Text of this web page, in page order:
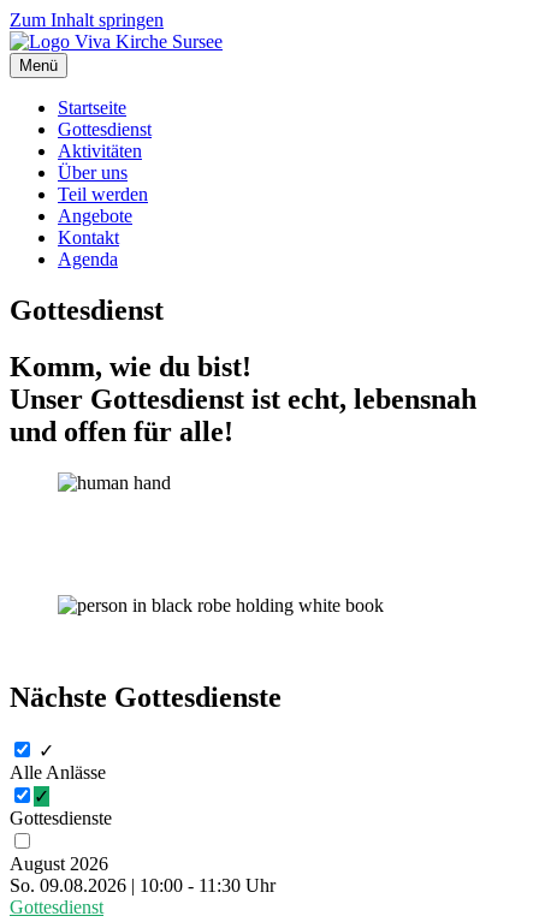
Zum Inhalt springen
Menü
Startseite
Gottesdienst
Aktivitäten
Über uns
Teil werden
Angebote
Kontakt
Agenda
Gottesdienst
Komm, wie du bist!
Unser Gottesdienst ist echt, lebensnah
und offen für alle!
Nächste Gottesdienste
✓
Alle Anlässe
✓
Gottesdienste
August 2026
So. 09.08.2026 | 10:00 - 11:30 Uhr
Gottesdienst